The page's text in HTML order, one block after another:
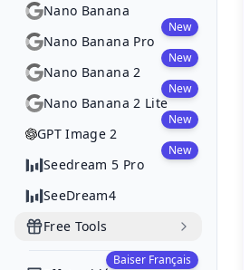
Nano Banana
Nano Banana Pro
New
Nano Banana 2
New
Nano Banana 2 Lite
New
GPT Image 2
New
Seedream 5 Pro
New
SeeDream4
Free Tools
Baiser Français